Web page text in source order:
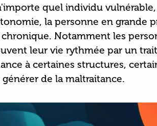
quel individu
la personne en grande
Notamment les
leur vie rythmée par un
à certaines structures,
de la maltraitance.